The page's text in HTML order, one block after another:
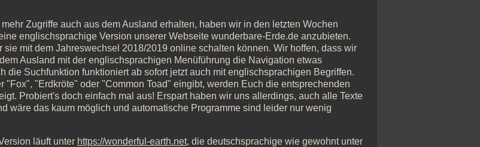
Zugriffe auch aus dem Ausland erhalten, haben wir in den letzten Wochen
englischsprachige Version unserer Webseite wunderbare-Erde.de anzubieten.
sie mit dem Jahreswechsel 2018/2019 online schalten können. Wir hoffen, dass wir
Ausland mit der englischsprachigen Menüführung die Navigation etwas
die Suchfunktion funktioniert ab sofort jetzt auch mit englischsprachigen Begriffen.
"Fox", "Erdkröte" oder "Common Toad" eingibt, werden Euch die entsprechenden
Probiert's doch einfach mal aus! Erspart haben wir uns allerdings, auch alle Texte
wäre das kaum möglich und automatische Programme sind leider nur wenig
läuft unter https://wonderful-earth.net, die deutschsprachige wie gewohnt unter